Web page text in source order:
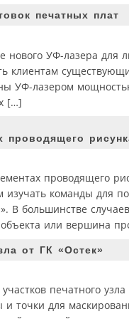
печатных плат
УФ-лазера для
клиентам
УФ-лазером
[…]
проводящего
команды для
В большинстве
или вершина
от ГК «Остек»
печатного
точки для